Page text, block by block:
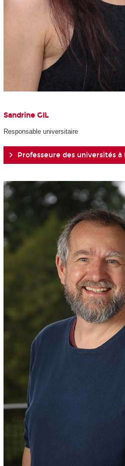
Sandrine GIL
Responsable universitaire
Professeure des universités